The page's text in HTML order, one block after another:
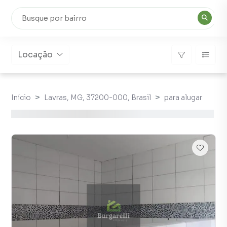
Locação
Início Lavras, MG, 37200-000, Brasil para alugar